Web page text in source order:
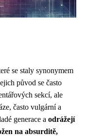
se staly synonymem
původ se často
sekcí, ale
často vulgární a
generace a odrážejí
na absurditě,